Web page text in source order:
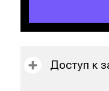
Доступ к